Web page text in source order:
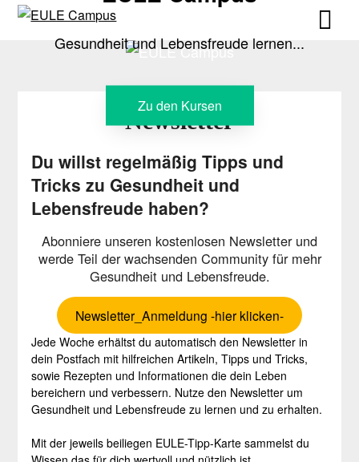
Skip
Skip
Gesundheit und Lebensfreude lernen...
Zu den Kursen
Newsletter
Du willst regelmäßig Tipps und
Tricks zu Gesundheit und
Lebensfreude haben?
Abonniere unseren kostenlosen Newsletter und
werde Teil der wachsenden Community für mehr
Gesundheit und Lebensfreude.
Newsletter_Anmeldung -hier klicken-
Jede Woche erhältst du automatisch den Newsletter in
dein Postfach mit hilfreichen Artikeln, Tipps und Tricks,
sowie Rezepten und Informationen die dein Leben
bereichern und verbessern. Nutze den Newsletter um
Gesundheit und Lebensfreude zu lernen und zu erhalten.
Mit der jeweils beiliegen EULE-Tipp-Karte sammelst du